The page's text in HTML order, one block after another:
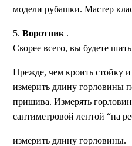
модели рубашки. Мастер
5. Воротник .
Скорее всего, вы будете
Прежде, чем кроить стойку и
измерить длину горловины
пришива. Измерять
сантиметровой лентой “на
измерить длину горловины.